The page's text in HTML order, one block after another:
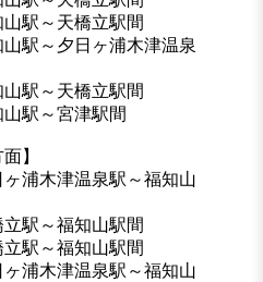
山駅～天橋立駅間
山駅～夕日ヶ浦木津温泉
山駅～天橋立駅間
山駅～宮津駅間
】
ヶ浦木津温泉駅～福知山
立駅～福知山駅間
立駅～福知山駅間
ヶ浦木津温泉駅～福知山